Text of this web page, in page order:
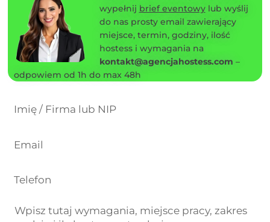
wypełnij brief eventowylub wyślij
do nas prosty email zawierający
miejsce, termin, godziny, ilość
hostess i wymagania na
kontakt@agencjahostess.com –
odpowiem od 1h do max 48h